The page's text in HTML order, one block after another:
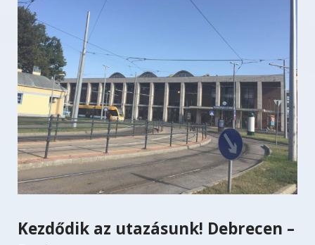
Kezdődik az utazásunk! Debrecen –